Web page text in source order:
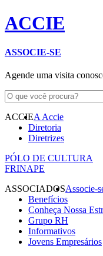
ACCIE
ASSOCIE-SE
Agende uma visita
ACCIEA Accie
Diretoria
Diretrizes
PÓLO DE CULTURA
FRINAPE
ASSOCIADOSAssocie-
Benefícios
Conheça Nossa
Grupo RH
Informativos
Jovens Empresários